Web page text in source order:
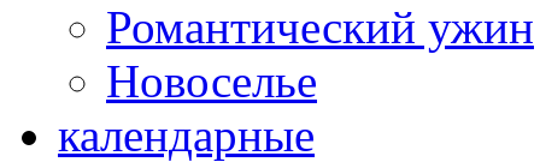
Романтический ужин
Новоселье
календарные